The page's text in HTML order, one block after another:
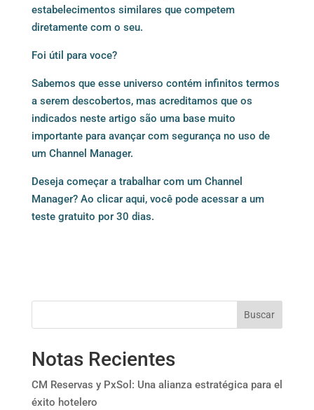
estabelecimentos similares que competem
diretamente com o seu.
Foi útil para voce?
Sabemos que esse universo contém infinitos termos
a serem descobertos, mas acreditamos que os
indicados neste artigo são uma base muito
importante para avançar com segurança no uso de
um Channel Manager.
Deseja começar a trabalhar com um Channel
Manager? Ao clicar aqui, você pode acessar a um
teste gratuito por 30 dias.
Buscar
Notas Recientes
CM Reservas y PxSol: Una alianza estratégica para el
éxito hotelero